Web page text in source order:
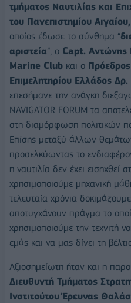
τμήματος Ναυτιλίας και
του Πανεπιστημίου
οποίος έδωσε το σύνθημα “
αριστεία”, ο Capt. Αντώνης
Marine Club και ο
Επιμελητηρίου Ελλάδος
επεσήμανε την ανάγκη
NAVIGATOR FORUM τα
στη διαμόρφωση πολιτικών
Επίσης μεταξύ άλλων
προσελκύωντας το
η ναυτιλία δεν έχει
χρησιμοποιούμε μηχανική
τελευταία χρόνια
αποτυγχάνουν πράγμα το
χρησιμοποιούμε την τεχνιτή
εμάς και να μας δίνει τη
Αξιοσημείωτη ήταν και η
Διευθυντή Τμήματος
Ινστιτούτου Έρευνας